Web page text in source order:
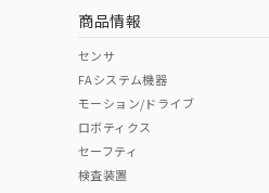
中国 RoHS表
Pb Hg
商品情報
センサ
FAシステム機器
モーション/ドライブ
ロボティクス
セーフティ
検査装置